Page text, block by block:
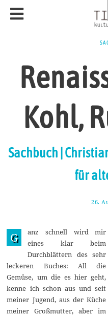
Kohl,
Sachbuch |
für
26.
G
anz schnell wird mir
eines klar beim
Durchblättern des sehr
leckeren Buches: All die
Gemüse, um die es hier geht,
kenne ich schon aus und seit
meiner Jugend, aus der Küche
meiner Großmutter, aber im